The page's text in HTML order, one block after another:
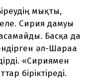
мықты,
Сирия дамуы
Басқа да
әл-Шараа
«Сириямен
біріктіреді.